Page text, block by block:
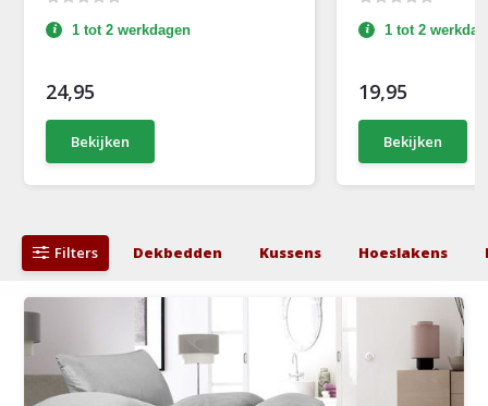
1 tot 2 werkdagen
24,95
Bekijken
1 tot 2
19,95
Bekijken
Filters Dekbedden Kussens Hoeslakens